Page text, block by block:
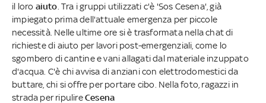
il loro aiuto . Tra i gruppi utilizzati c'è 'Sos Cesena', già
impiegato prima dell'attuale emergenza per piccole
necessità. Nelle ultime ore si è trasformata nella chat di
richieste di aiuto per lavori post-emergenziali, come lo
sgombero di cantine e vani allagati dal materiale inzuppato
d'acqua. C'è chi avvisa di anziani con elettrodomestici da
buttare, chi si offre per portare cibo. Nella foto, ragazzi in
strada per ripulireCesena